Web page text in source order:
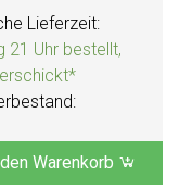
Lieferzeit:
21 Uhr bestellt,
Warenkorb